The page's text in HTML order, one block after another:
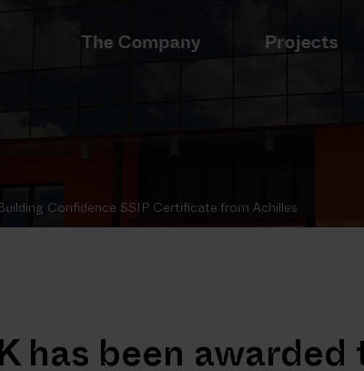
The Company Projects
Confidence SSIP Certificate from Achilles
has been